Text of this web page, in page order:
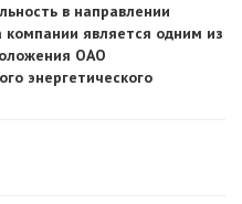
в направлении
компании является одним из
ОАО
энергетического